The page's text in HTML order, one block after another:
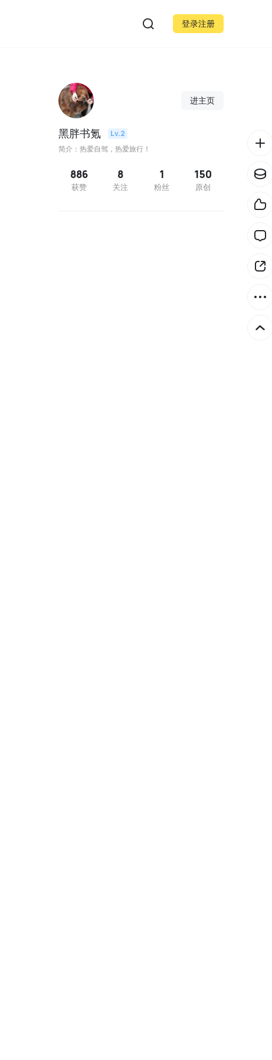
登录注册
进主页
黑胖书氪 Lv.2
简介：热爱自驾，热爱旅行！
886
获赞
8
关注
1
粉丝
150
原创